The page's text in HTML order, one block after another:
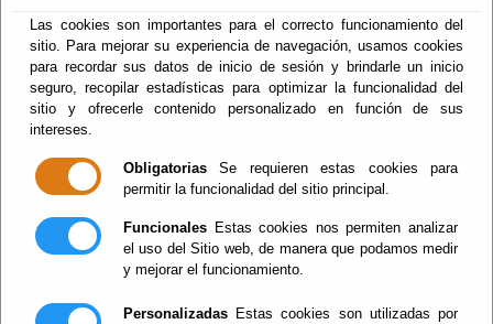
Las cookies son importantes para el correcto funcionamiento del
sitio. Para mejorar su experiencia de navegación, usamos cookies
para recordar sus datos de inicio de sesión y brindarle un inicio
seguro, recopilar estadísticas para optimizar la funcionalidad del
sitio y ofrecerle contenido personalizado en función de sus
intereses.
Obligatorias Se requieren estas cookies para
permitir la funcionalidad del sitio principal.
Funcionales Estas cookies nos permiten analizar
el uso del Sitio web, de manera que podamos medir
y mejorar el funcionamiento.
Personalizadas Estas cookies son utilizadas por
Política de
Privacidad